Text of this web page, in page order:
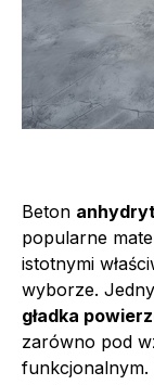
Beton
popularne
istotnymi
wyborze.
gładka
zarówno pod
funkcjonalnym.